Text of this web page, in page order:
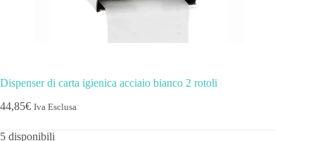
Dispenser di carta igienica acciaio bianco 2 rotoli
44,85€ Iva Esclusa
5 disponibili